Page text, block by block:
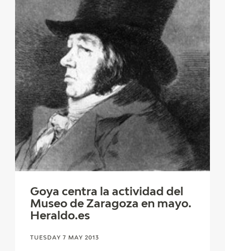
Goya centra la actividad del
Museo de Zaragoza en mayo.
Heraldo.es
TUESDAY 7 MAY 2013